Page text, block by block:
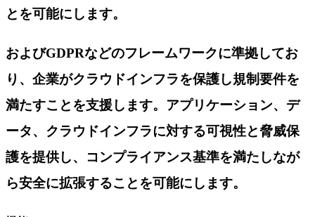
とを可能にします。
およびGDPRなどのフレームワークに準拠してお
り、企業がクラウドインフラを保護し規制要件を
満たすことを支援します。アプリケーション、デ
ータ、クラウドインフラに対する可視性と脅威保
護を提供し、コンプライアンス基準を満たしなが
ら安全に拡張することを可能にします。